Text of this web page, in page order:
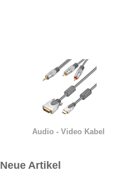
Audio - Video Kabel
Neue Artikel